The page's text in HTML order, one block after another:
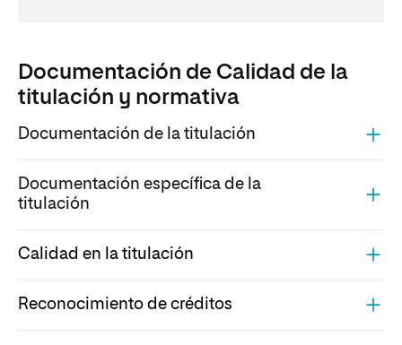
Documentación de Calidad de la
titulación y normativa
Documentación de la titulación
Documentación específica de la
titulación
Calidad en la titulación
Reconocimiento de créditos